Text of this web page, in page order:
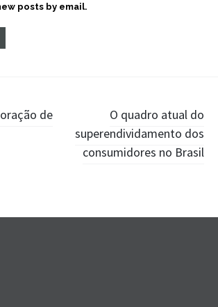
posts by email.
de
O quadro atual do
superendividamento dos
consumidores no Brasil